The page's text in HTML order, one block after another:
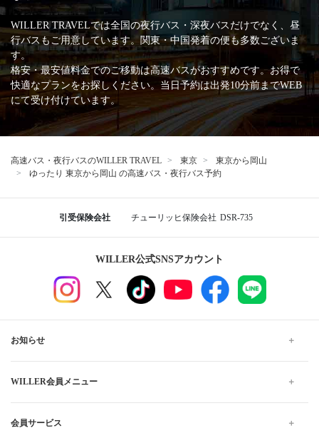
WILLER TRAVELでは全国の夜行バス・深夜バスだけでなく、昼
行バスもご用意しています。関東・中国発着の便も多数ございま
す。
格安・最安値料金でのご移動は高速バスがおすすめです。お得で
快適なプランをお探しください。当日予約は出発10分前までWEB
にて受け付けています。
高速バス・夜行バスのWILLER TRAVEL 東京
東京から岡山
ゆったり 東京から岡山 の高速バス・夜行バス予約
引受保険会社 チューリッヒ保険会社 DSR-735
WILLER公式SNSアカウント
お知らせ
WILLER会員メニュー
会員サービス